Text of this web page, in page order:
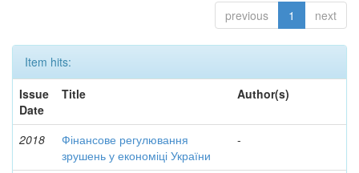
previous 1 next
Item hits:
Issue
Date
Title Author(s)
2018
Фінансове регулювання
зрушень у економіці України
-